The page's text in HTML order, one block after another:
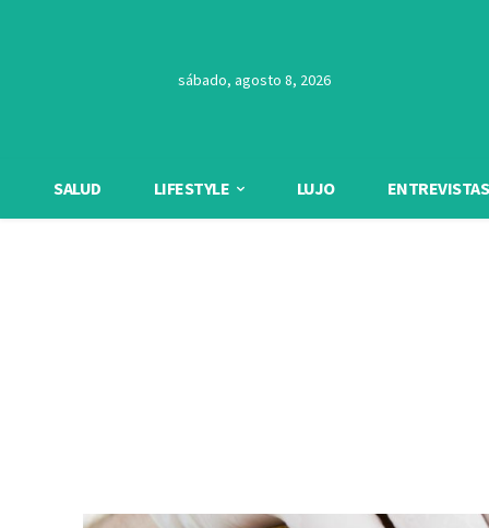
sábado, agosto 8, 2026
SALUD LIFESTYLE LUJO ENTREVISTAS